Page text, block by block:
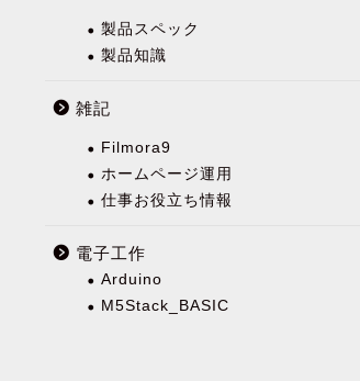
製品スペック
製品知識
雑記
Filmora9
ホームページ運用
仕事お役立ち情報
電子工作
Arduino
M5Stack_BASIC